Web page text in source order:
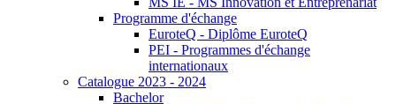
Programme d'échange
EuroteQ - Diplôme EuroteQ
PEI - Programmes d'échange
internationaux
Catalogue 2023 - 2024
Bachelor